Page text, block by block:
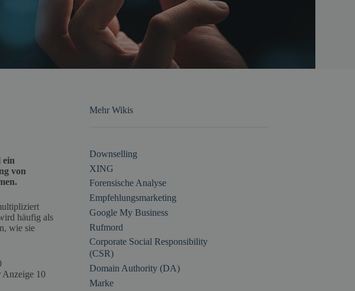
ein
von
häufig als
wie sie
Anzeige 10
Mehr Wikis
Downselling
XING
Forensische Analyse
Empfehlungsmarketing
Google My Business
Rufmord
Corporate Social Responsibility
(CSR)
Domain Authority (DA)
Marke